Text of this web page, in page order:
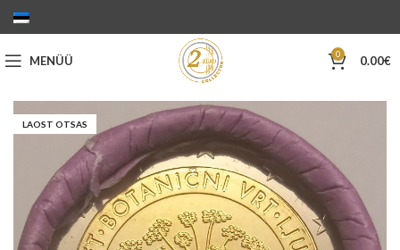
MENÜÜ 0 0.00€
LAOST OTSAS